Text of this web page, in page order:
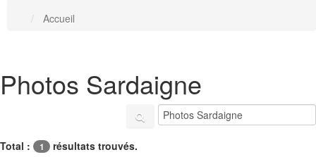
Accueil
Photos Sardaigne
Total : 1 résultats trouvés.